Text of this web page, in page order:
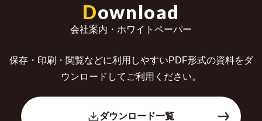
Download
会社案内・ホワイトペーパー
保存・印刷・閲覧などに利用しやすいPDF形式の資料をダ
ウンロードしてご利用ください。
ダウンロード一覧